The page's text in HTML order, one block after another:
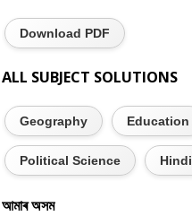
Download PDF
ALL SUBJECT SOLUTIONS
Geography Education
Political Science Hindi
আমাৰ অসম